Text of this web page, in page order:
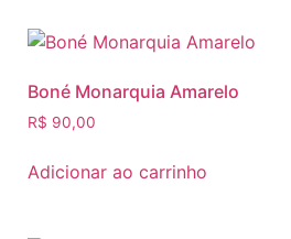
Boné Monarquia Amarelo
R$ 90,00
Adicionar ao carrinho